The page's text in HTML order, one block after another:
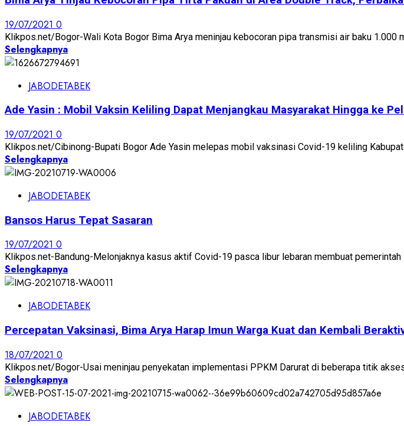
19/07/2021 0
Klikpos.net/Bogor-Wali Kota Bogor Bima Arya meninjau kebocoran pipa transmisi air baku 1.000
Selengkapnya
JABODETABEK
Ade Yasin : Mobil Vaksin Keliling Dapat Menjangkau Masyarakat Hingga ke
19/07/2021 0
Klikpos.net/Cibinong-Bupati Bogor Ade Yasin melepas mobil vaksinasi Covid-19 keliling
Selengkapnya
JABODETABEK
Bansos Harus Tepat Sasaran
19/07/2021 0
Klikpos.net-Bandung-Melonjaknya kasus aktif Covid-19 pasca libur lebaran membuat
Selengkapnya
JABODETABEK
Percepatan Vaksinasi, Bima Arya Harap Imun Warga Kuat dan Kembali
18/07/2021 0
Klikpos.net/Bogor-Usai meninjau penyekatan implementasi PPKM Darurat di beberapa titik
Selengkapnya
JABODETABEK